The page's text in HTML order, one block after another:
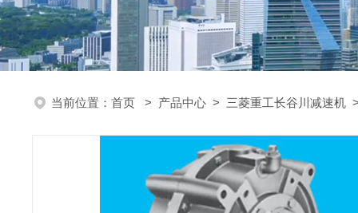
当前位置： 首页 > 产品中心 > 三菱重工长谷川减速机